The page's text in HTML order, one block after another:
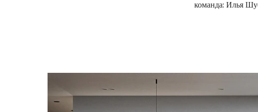
команда: Илья